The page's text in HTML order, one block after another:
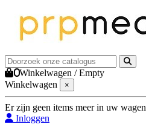
0Winkelwagen /Empty
Winkelwagen
×
Er zijn geen items meer in uw wagen
Inloggen